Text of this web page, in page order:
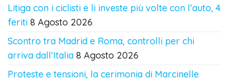
Litiga con i ciclisti e li investe più volte con l'auto, 4
feriti 8 Agosto 2026
Scontro tra Madrid e Roma, controlli per chi
arriva dall'Italia 8 Agosto 2026
Proteste e tensioni, la cerimonia di Marcinelle